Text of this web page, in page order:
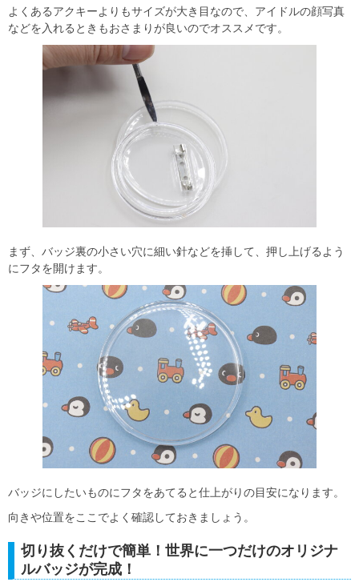
よくあるアクキーよりもサイズが大き目なので、アイドルの顔写真
などを入れるときもおさまりが良いのでオススメです。
まず、バッジ裏の小さい穴に細い針などを挿して、押し上げるよう
にフタを開けます。
バッジにしたいものにフタをあてると仕上がりの目安になります。
向きや位置をここでよく確認しておきましょう。
切り抜くだけで簡単！世界に一つだけのオリジナ
ルバッジが完成！